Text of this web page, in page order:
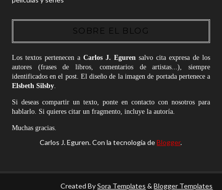
SOBRE EL BLOG
Los textos pertenecen a Carlos J. Egurensalvo cita expresa de los
autores (frases de libros, comentarios de artistas...), siempre
identificados en el post. El diseño de la imagen de portada pertenece a
Elsbeth Silsby.
Si deseas compartir un texto, ponte en contacto con nosotros para
hablarlo. Si quieres citar un fragmento, incluye la autoría.
Muchas gracias.
Carlos J. Eguren. Con la tecnología deBlogger.
Created BySora Templates &Blogger Templates